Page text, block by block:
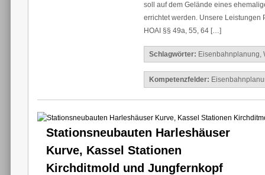
soll auf dem Gelände eines
errichtet werden. Unsere Leistungen
HOAI §§ 49a, 55, 64 […]
Schlagwörter: Eisenbahnplanung,
Kompetenzfelder:
Stationsneubauten Harleshäuser
Kurve, Kassel Stationen
Kirchditmold und Jungfernkopf